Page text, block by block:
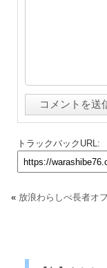
トラックバックURL:
« 放浪わらしべ長者オ